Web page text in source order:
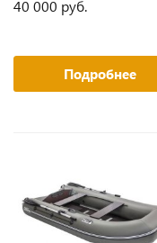
40 000 руб.
Подробнее